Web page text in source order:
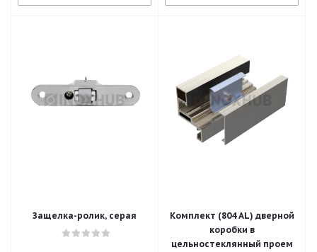
Защелка-ролик, серая
Комплект (804 AL) дверной
коробки в
цельностеклянный проем